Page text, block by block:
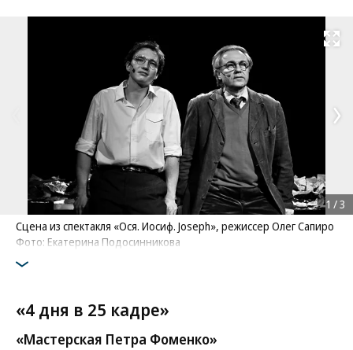
Развернуть
Сцена из спектакля «Ося. Иосиф. Joseph», режиссер Олег Сапиро
Фото: Екатерина Подосинникова
1 /3
«4 дня в 25 кадре»
«Мастерская Петра Фоменко»